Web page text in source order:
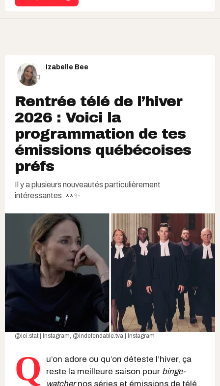
Izabelle Bee
Rentrée télé de l’hiver
2026 : Voici la
programmation de tes
émissions québécoises
préfs
Il y a plusieurs nouveautés particulièrement
intéressantes. 👀✨
@ici.stat | Instagram, @indefendable.tva | Instagram
Q
u’on adore ou qu’on déteste l’hiver, ça
reste la meilleure saison pour binge-
watchernos séries et émissions de télé